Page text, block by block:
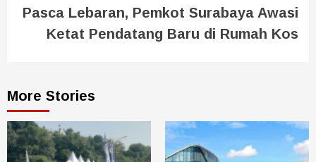
Pasca Lebaran, Pemkot Surabaya Awasi
Ketat Pendatang Baru di Rumah Kos
More Stories